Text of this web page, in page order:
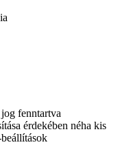
fenntartva
érdekében néha kis